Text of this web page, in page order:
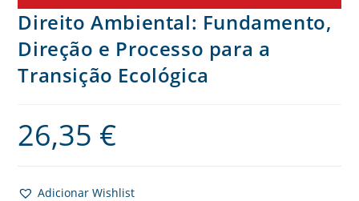
Direito Ambiental: Fundamento,
Direção e Processo para a
Transição Ecológica
26,35 €
Adicionar Wishlist